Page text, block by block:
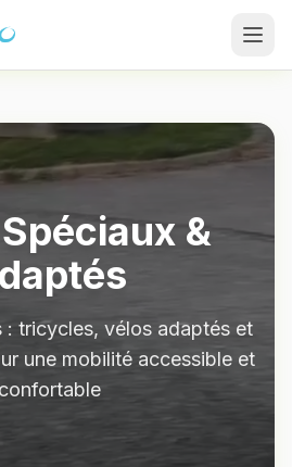
&
: tricycles, vélos adaptés et
une mobilité accessible et
confortable